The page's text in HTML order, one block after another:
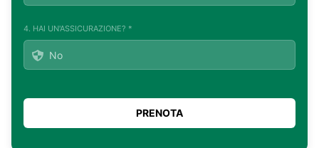
4. HAI UN'ASSICURAZIONE? *